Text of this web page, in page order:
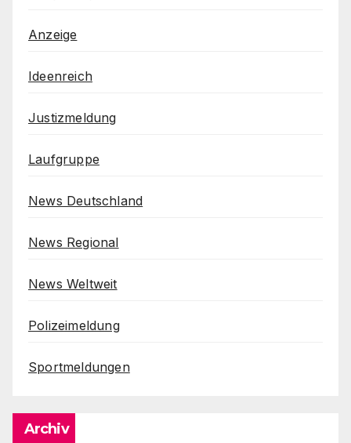
Anzeige
Ideenreich
Justizmeldung
Laufgruppe
News Deutschland
News Regional
News Weltweit
Polizeimeldung
Sportmeldungen
Archiv